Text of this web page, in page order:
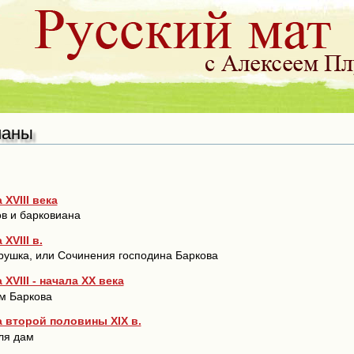
века
и барковиана
XVIII в.
или Сочинения господина Баркова
- начала ХХ века
Баркова
второй половины XIX в.
дам